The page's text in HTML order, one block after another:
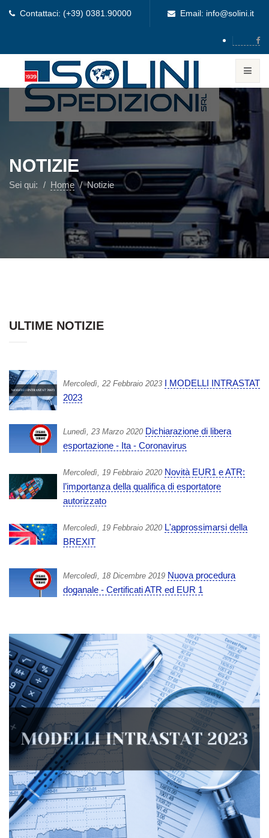
Contattaci: (+39) 0381.90000 Email: info@solini.it
NOTIZIE
Sei qui: Home Notizie
ULTIME NOTIZIE
Mercoledì, 22 Febbraio 2023 I MODELLI INTRASTAT
2023
Lunedì, 23 Marzo 2020 Dichiarazione di libera
esportazione - Ita - Coronavirus
Mercoledì, 19 Febbraio 2020 Novità EUR1 e ATR:
l’importanza della qualifica di esportatore
autorizzato
Mercoledì, 19 Febbraio 2020 L'approssimarsi della
BREXIT
Mercoledì, 18 Dicembre 2019 Nuova procedura
doganale - Certificati ATR ed EUR 1